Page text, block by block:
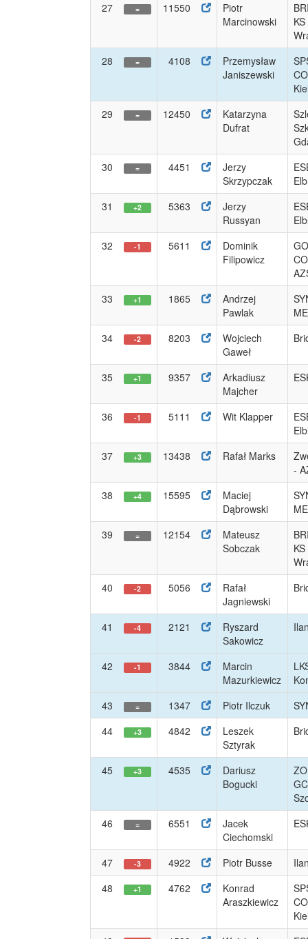
27
= 11550
Piotr
Marcinowski
28
= 4108
Przemysław
Janiszewski
29
= 12450
Katarzyna
Dufrat
30
= 4451
Jerzy
Skrzypczak
31
+2 5363
Jerzy
Russyan
32
-1 5611
Dominik
Filipowicz
33
+1 1865
Andrzej
Pawlak
34
-2 8203
Wojciech
Gaweł
35 +1 9357
Arkadiusz
Majcher
36 -1 5111 Wit Klapper
37
+3 13438 Rafał Marks
-
38
+4 15595
Maciej
Dąbrowski
39
= 12154
Mateusz
Sobczak
40
-2 5056
Rafał
Jagniewski
41 -4 2121
Ryszard
Sakowicz
42 -1 3844
Marcin
Mazurkiewicz
43
= 1347 Piotr Ilczuk
44
+3 4842
Leszek
Sztyrak
45 +3 4535
Dariusz
Bogucki
46
= 6551
Jacek
Ciechomski
47 -3 4922 Piotr Busse
48
+1 4762
Konrad
Araszkiewicz